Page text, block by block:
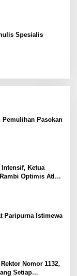
Spesialis
Pemulihan Pasokan
Ketua
Optimis Atlet
Paripurna Istimewa
Nomor 1132,
Setiap